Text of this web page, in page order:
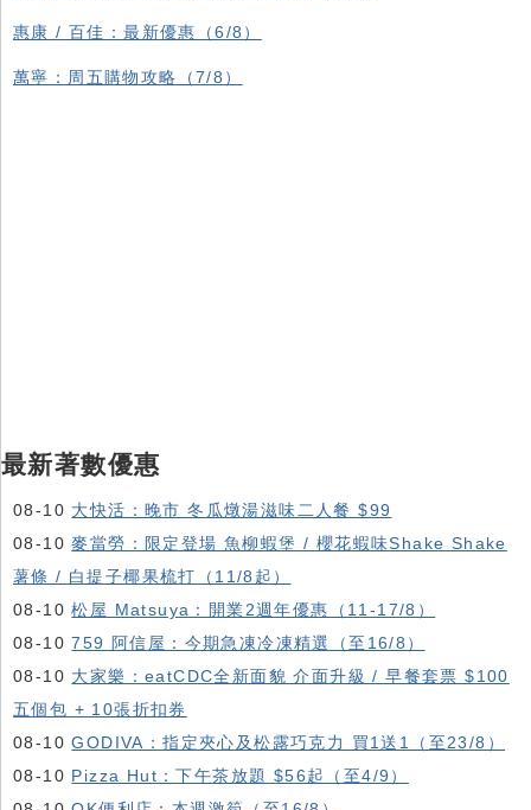
惠康 / 百佳：最新優惠（6/8）
萬寧：周五購物攻略（7/8）
最新著數優惠
08-10 大快活：晚市 冬瓜燉湯滋味二人餐 $99
08-10麥當勞：限定登場 魚柳蝦堡 / 櫻花蝦味Shake Shake
薯條 / 白提子椰果梳打（11/8起）
08-10松屋 Matsuya：開業2週年優惠（11-17/8）
08-10759 阿信屋：今期急凍冷凍精選（至16/8）
08-10 大家樂：eatCDC全新面貌 介面升級 / 早餐套票 $100
五個包 + 10張折扣券
08-10GODIVA：指定夾心及松露巧克力 買1送1（至23/8）
08-10 Pizza Hut：下午茶放題 $56起（至4/9）